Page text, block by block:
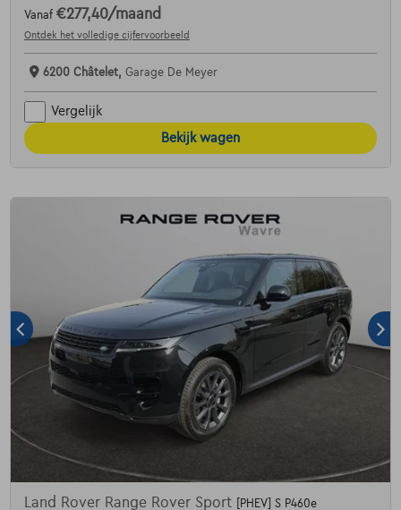
Vanaf €277,40/maand
Ontdek het volledige cijfervoorbeeld
6200 Châtelet, Garage De Meyer
Vergelijk
Bekijk wagen
Land Rover Range Rover Sport
[PHEV] S P460e